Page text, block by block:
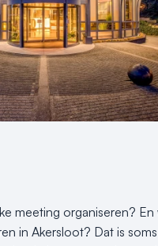
meeting organiseren? En
in Akersloot? Dat is